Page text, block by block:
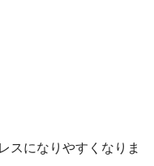
スになりやすくなりま